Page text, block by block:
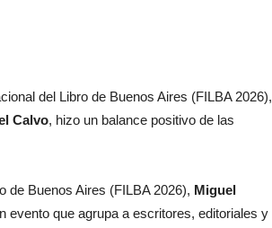
del Libro de Buenos Aires (FILBA 2026),
Calvo, hizo un balance positivo de las
de Buenos Aires (FILBA 2026), Miguel
evento que agrupa a escritores, editoriales y